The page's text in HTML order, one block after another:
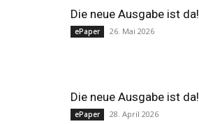
Die neue Ausgabe ist da!
ePaper 26. Mai 2026
Die neue Ausgabe ist da!
ePaper 28. April 2026